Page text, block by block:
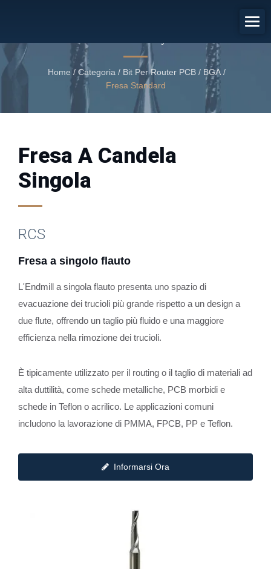
Home / Categoria / Bit Per Router PCB / BGA /
Fresa Standard
Fresa A Candela
Singola
RCS
Fresa a singolo flauto
L'Endmill a singola flauto presenta uno spazio di
evacuazione dei trucioli più grande rispetto a un design a
due flute, offrendo un taglio più fluido e una maggiore
efficienza nella rimozione dei trucioli.
È tipicamente utilizzato per il routing o il taglio di materiali ad
alta duttilità, come schede metalliche, PCB morbidi e
schede in Teflon o acrilico. Le applicazioni comuni
includono la lavorazione di PMMA, FPCB, PP e Teflon.
Informarsi Ora